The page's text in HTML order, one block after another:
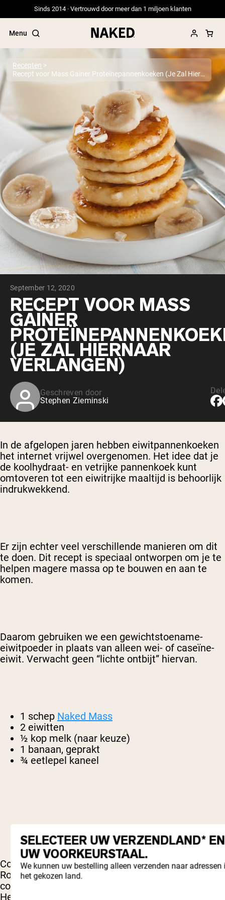
Sinds 2014 · Vertrouwd door meer dan 1 miljoen klanten
Menu
Populaire Zoektermen
”Protein Powder“
”Overnight Oats“
”Vegan protein“
”Collagen“
”Micellar Casein“
PROTEIN POWDERSBest Seller
Erwteneiwit
Grasgevoerd Wei Eiwit Poeder
Collageenpeptiden
Chocolade Grasgevoerde Wei
Vanille grasgevoerde wei
Weidegevoerde wei
Shop All Protein Powders
VEGAN PROTEIN
Erwteneiwit
Recepten
Recept voor Mass Gainer Proteïnepannenkoeken (Je Zal Hiernaar Verlangen)
September 12, 2020
RECEPT VOOR MASS
GAINER
(JE ZAL HIERNAAR
VERLANGEN)
Geschreven door
Stephen Zieminski
In de afgelopen jaren hebben eiwitpannenkoeken
het internet vrijwel overgenomen. Het idee dat je
de koolhydraat- en vetrijke pannenkoek kunt
omtoveren tot een eiwitrijke maaltijd is behoorlijk
indrukwekkend.
Er zijn echter veel verschillende manieren om dit
te doen. Dit recept is speciaal ontworpen om je te
helpen magere massa op te bouwen en aan te
komen.
Daarom gebruiken we een gewichtstoename-
eiwitpoeder in plaats van alleen wei- of caseïne-
eiwit. Verwacht geen “lichte ontbijt” hiervan.
1 schep Naked Mass
2 eiwitten
½ kop melk (naar keuze)
1 banaan, geprakt
¾ eetlepel kaneel
Combineer alle droge ingrediënten in een kom.
Roer langzaam de melk erdoor, let op de
consistentie – je hebt misschien niet alles nodig.
Het beslag moet eruitzien als standaard
SELECTEER UW VERZENDLAND* EN
UW VOORKEURSTAAL.
We kunnen uw bestelling alleen verzenden naar adressen
het gekozen land.